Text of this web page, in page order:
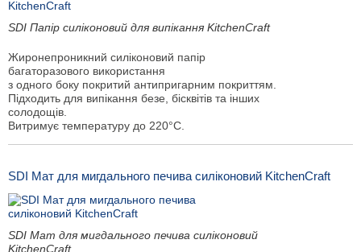
SDI Папір силіконовий для випікання KitchenCraft
Жиронепроникний силіконовий папір
багаторазового використання
з одного боку покритий антипригарним покриттям.
Підходить для випікання безе, бісквітів та інших
солодощів.
Витримує температуру до 220°C.
SDI Мат для мигдального печива силіконовий KitchenCraft
SDI Мат для мигдального печива силіконовий
KitchenCraft